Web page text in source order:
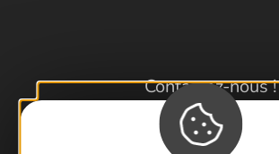
Contactez-nous !
Foire aux questions
Brochures